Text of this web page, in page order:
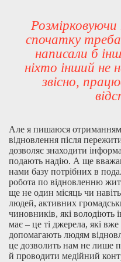
спочатку
написали б
ніхто інший не
звісно,
Але я пишаюся отриманням
відновлення після
дозволяє знаходити
подають надію. А ще
нами базу потрібних в
робота по відновленню
ще не один місяць чи
людей, активних
чиновників, які володіють
має – це ті джерела, які вже
допомагають людям
це дозволить нам не лише
й проводити медійний